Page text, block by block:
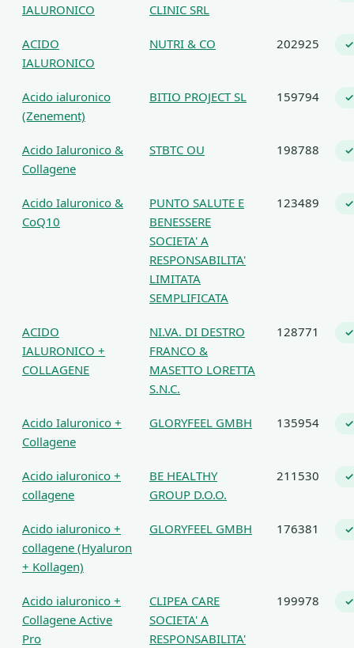
IALURONICO
CLINIC SRL
ACIDO
IALURONICO
NUTRI & CO 202925 ✓
Acido ialuronico
(Zenement)
BITIO PROJECT SL 159794 ✓
Acido Ialuronico &
Collagene
STBTC OU 198788 ✓
Acido Ialuronico &
CoQ10
PUNTO SALUTE E
BENESSERE
SOCIETA' A
RESPONSABILITA'
LIMITATA
SEMPLIFICATA
123489 ✓
ACIDO
IALURONICO +
COLLAGENE
NI.VA. DI DESTRO
FRANCO &
MASETTO LORETTA
S.N.C.
128771 ✓
Acido Ialuronico +
Collagene
GLORYFEEL GMBH 135954 ✓
Acido ialuronico +
collagene
BE HEALTHY
GROUP D.O.O.
211530 ✓
Acido ialuronico +
collagene (Hyaluron
+ Kollagen)
GLORYFEEL GMBH 176381 ✓
Acido ialuronico +
Collagene Active
Pro
CLIPEA CARE
SOCIETA' A
RESPONSABILITA'
199978 ✓